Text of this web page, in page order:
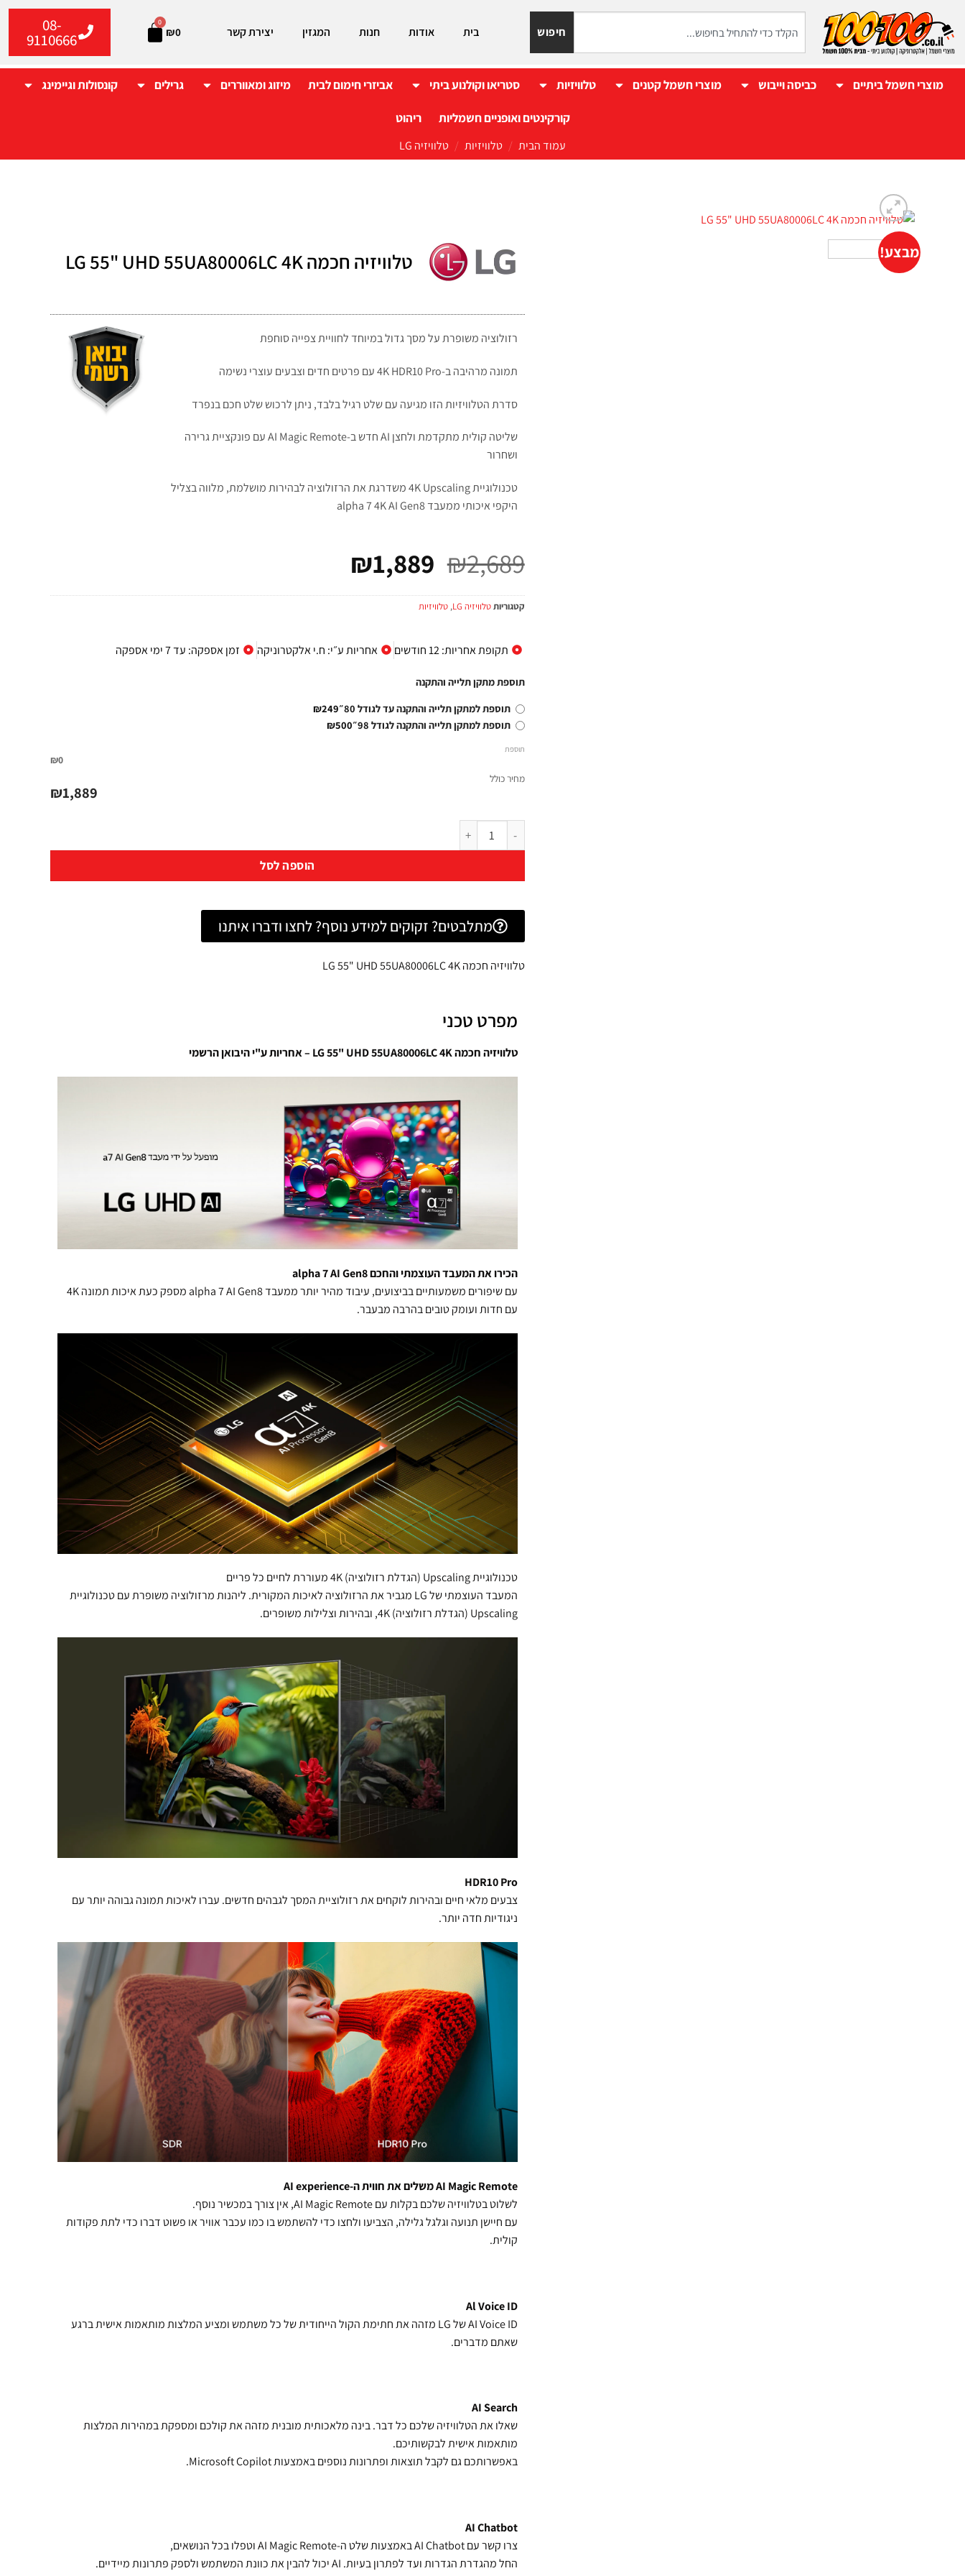
חיפוש בית אודות חנות המגזין יצירת קשר ₪0
0
08-
9110666
מוצרי חשמל ביתיים כביסה וייבוש מוצרי חשמל קטנים טלוויזיות סטריאו וקולנוע ביתי אביזרי חימום לבית מיזוג ומאווררים גרילים קונסולות וגיימינג
קורקינטים ואופניים חשמליות ריהוט
עמוד הבית / טלוויזיות / טלוויזיה LG
מבצע! טלוויזיה חכמה LG 55" UHD 55UA80006LC 4K
רזולוציה משופרת על מסך גדול במיוחד לחוויית צפייה סוחפת
תמונה מרהיבה ב-4K HDR10 Pro עם פרטים חדים וצבעים עוצרי נשימה
סדרת הטלוויזיות הזו מגיעה עם שלט רגיל בלבד, ניתן לרכוש שלט חכם בנפרד
שליטה קולית מתקדמת ולחצן AI חדש ב-AI Magic Remote עם פונקציית גרירה
ושחרור
טכנולוגיית 4K Upscaling משדרגת את הרזולוציה לבהירות מושלמת, מלווה בצליל
היקפי איכותי ממעבד alpha 7 4K AI Gen8
₪2,689
₪1,889
קטגוריותטלוויזיה LG ,טלוויזיות
תקופת אחריות: 12 חודשים אחריות ע״י: ח.י אלקטרוניקה זמן אספקה: עד 7 ימי אספקה
תוספת מתקן תלייה והתקנה
תוספת למתקן תלייה והתקנה עד לגודל 80״
₪249
תוספת למתקן תלייה והתקנה לגודל 98״
₪500
תוספת
₪0
מחיר כולל
₪1,889
הוספה לסל
מתלבטים? זקוקים למידע נוסף? לחצו ודברו איתנו
טלוויזיה חכמה LG 55" UHD 55UA80006LC 4K
מפרט טכני
טלוויזיה חכמה LG 55" UHD 55UA80006LC 4K – אחריות ע"י היבואן הרשמי
הכירו את המעבד העוצמתי והחכם alpha 7 AI Gen8
עם שיפורים משמעותיים בביצועים, עיבוד מהיר יותר ממעבד alpha 7 AI Gen8 מספק כעת איכות תמונה 4K
עם חדות ועומק טובים בהרבה מבעבר.
טכנולוגיית Upscaling (הגדלת רזולוציה) 4K מעוררת לחיים כל פריים
המעבד העוצמתי של LG מגביר את הרזולוציה לאיכות המקורית. ליהנות מרזולוציה משופרת עם טכנולוגיית
Upscaling (הגדלת רזולוציה) 4K, ובהירות וצלילות משופרים.
HDR10 Pro
צבעים מלאי חיים ובהירות לוקחים את רזולוציית המסך לגבהים חדשים. עברו לאיכות תמונה גבוהה יותר עם
ניגודיות חדה יותר.
AI Magic Remote משלים את חווית ה-AI experience
לשלוט בטלוויזיה שלכם בקלות עם AI Magic Remote, אין צורך במכשיר נוסף.
עם חיישן תנועה וגלגל גלילה, הצביעו ולחצו כדי להשתמש בו כמו עכבר אוויר או פשוט דברו כדי לתת פקודות
קולית.
Al Voice ID
AI Voice ID של LG מזהה את חתימת הקול הייחודית של כל משתמש ומציע המלצות מותאמות אישית ברגע
שאתם מדברים.
AI Search
שאלו את הטלוויזיה שלכם כל דבר. בינה מלאכותית מובנית מזהה את קולכם ומספקת במהירות המלצות
מותאמות אישית לבקשותיכם.
באפשרותכם גם לקבל תוצאות ופתרונות נוספים באמצעות Microsoft Copilot.
AI Chatbot
צרו קשר עם AI Chatbot באמצעות שלט ה-AI Magic Remote וטפלו בכל הנושאים,
החל מהגדרת הגדרות ועד לפתרון בעיות. AI יכול להבין את כוונת המשתמש ולספק פתרונות מיידיים.